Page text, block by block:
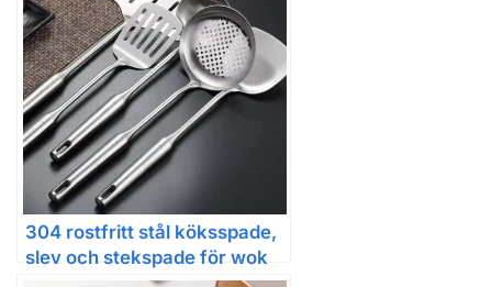
304 rostfritt stål köksspade,
slev och stekspade för wok